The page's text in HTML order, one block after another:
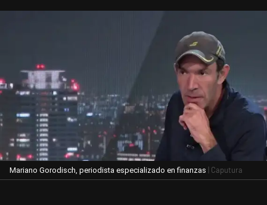
Mariano Gorodisch, periodista especializado en finanzas | Caputura